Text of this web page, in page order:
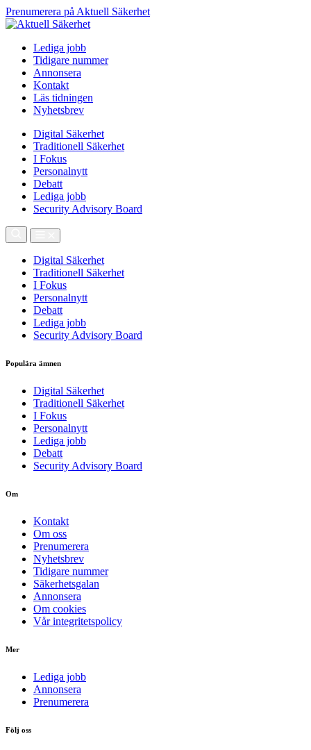
Prenumerera på Aktuell Säkerhet
Lediga jobb
Tidigare nummer
Annonsera
Kontakt
Läs tidningen
Nyhetsbrev
Digital Säkerhet
Traditionell Säkerhet
I Fokus
Personalnytt
Debatt
Lediga jobb
Security Advisory Board
Digital Säkerhet
Traditionell Säkerhet
I Fokus
Personalnytt
Debatt
Lediga jobb
Security Advisory Board
Populära ämnen
Digital Säkerhet
Traditionell Säkerhet
I Fokus
Personalnytt
Lediga jobb
Debatt
Security Advisory Board
Om
Kontakt
Om oss
Prenumerera
Nyhetsbrev
Tidigare nummer
Säkerhetsgalan
Annonsera
Om cookies
Vår integritetspolicy
Mer
Lediga jobb
Annonsera
Prenumerera
Följ oss